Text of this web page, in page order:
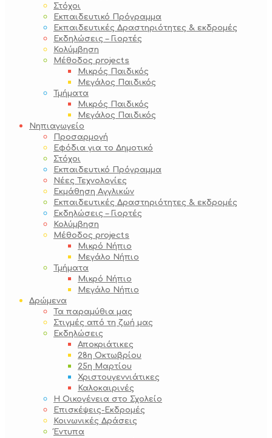
Στόχοι
Εκπαιδευτικό Πρόγραμμα
Εκπαιδευτικές Δραστηριότητες & εκδρομές
Εκδηλώσεις – Γιορτές
Κολύμβηση
Μέθοδος projects
Μικρός Παιδικός
Μεγάλος Παιδικός
Τμήματα
Μικρός Παιδικός
Μεγάλος Παιδικός
Νηπιαγωγείο
Προσαρμογή
Εφόδια για το Δημοτικό
Στόχοι
Εκπαιδευτικό Πρόγραμμα
Νέες Τεχνολογίες
Εκμάθηση Αγγλικών
Εκπαιδευτικές Δραστηριότητες & εκδρομές
Εκδηλώσεις – Γιορτές
Κολύμβηση
Μέθοδος projects
Μικρό Νήπιο
Μεγάλο Νήπιο
Τμήματα
Μικρό Νήπιο
Μεγάλο Νήπιο
Δρώμενα
Τα παραμύθια μας
Στιγμές από τη ζωή μας
Εκδηλώσεις
Αποκριάτικες
28η Οκτωβρίου
25η Μαρτίου
Χριστουγεννιάτικες
Καλοκαιρινές
Η Οικογένεια στο Σχολείο
Επισκέψεις-Εκδρομές
Κοινωνικές Δράσεις
Έντυπα